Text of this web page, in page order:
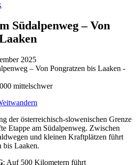
Südalpenweg – Von
2025
mittelschwer
der österreichisch-slowenischen Grenze
Etappe am Südalpenweg. Zwischen
und kleinen Kraftplätzen führt
bis Laaken.
: Auf 500 Kilometern führt